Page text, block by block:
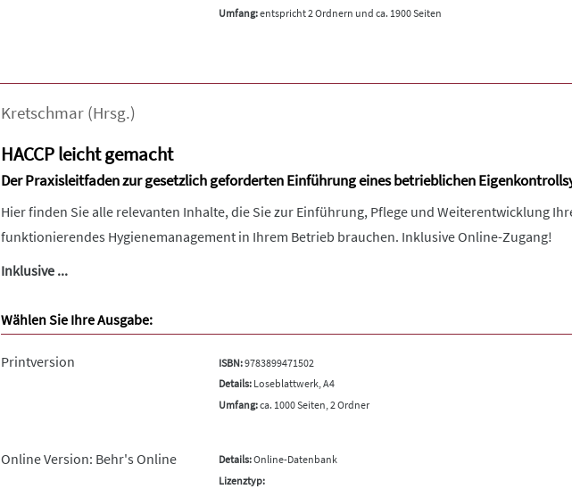
Umfang:entspricht 2 Ordnern und ca. 1900 Seiten
Kretschmar (Hrsg.)
HACCP leicht gemacht
Der Praxisleitfaden zur gesetzlich geforderten Einführung eines betrieblichen
Hier finden Sie alle relevanten Inhalte, die Sie zur Einführung, Pflege und Weiterentwicklung
funktionierendes Hygienemanagement in Ihrem Betrieb brauchen. Inklusive Online-Zugang!
Inklusive ...
Wählen Sie Ihre Ausgabe:
Printversion ISBN:9783899471502
Details:Loseblattwerk, A4
Umfang:ca. 1000 Seiten, 2 Ordner
Online Version: Behr's Online Details:Online-Datenbank
Lizenztyp: